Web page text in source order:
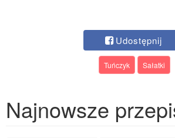
Udostępnij
Tuńczyk Sałatki
Najnowsze